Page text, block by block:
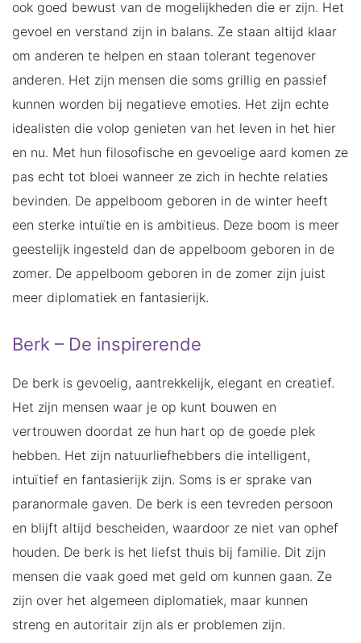
ook goed bewust van de mogelijkheden die er zijn. Het
gevoel en verstand zijn in balans. Ze staan altijd klaar
om anderen te helpen en staan tolerant tegenover
anderen. Het zijn mensen die soms grillig en passief
kunnen worden bij negatieve emoties. Het zijn echte
idealisten die volop genieten van het leven in het hier
en nu. Met hun filosofische en gevoelige aard komen ze
pas echt tot bloei wanneer ze zich in hechte relaties
bevinden. De appelboom geboren in de winter heeft
een sterke intuïtie en is ambitieus. Deze boom is meer
geestelijk ingesteld dan de appelboom geboren in de
zomer. De appelboom geboren in de zomer zijn juist
meer diplomatiek en fantasierijk.
Berk – De inspirerende
De berk is gevoelig, aantrekkelijk, elegant en creatief.
Het zijn mensen waar je op kunt bouwen en
vertrouwen doordat ze hun hart op de goede plek
hebben. Het zijn natuurliefhebbers die intelligent,
intuïtief en fantasierijk zijn. Soms is er sprake van
paranormale gaven. De berk is een tevreden persoon
en blijft altijd bescheiden, waardoor ze niet van ophef
houden. De berk is het liefst thuis bij familie. Dit zijn
mensen die vaak goed met geld om kunnen gaan. Ze
zijn over het algemeen diplomatiek, maar kunnen
streng en autoritair zijn als er problemen zijn.